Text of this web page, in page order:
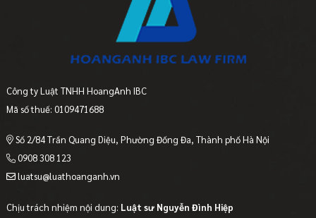
Công ty Luật TNHH HoangAnh IBC
Mã số thuế: 0109471688
Số 2/84 Trần Quang Diệu, Phường Đống Đa, Thành phố Hà Nội
0908 308 123
luatsu@luathoanganh.vn
Chịu trách nhiệm nội dung: Luật sư Nguyễn Đình Hiệp